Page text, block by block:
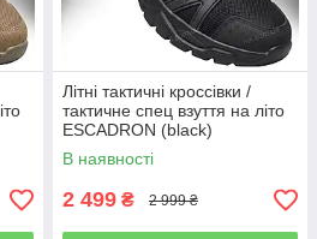
Літні тактичні кроссівки /
тактичне спец взуття на літо
ESCADRON (black)
В наявності
2 499 ₴ 2 999 ₴